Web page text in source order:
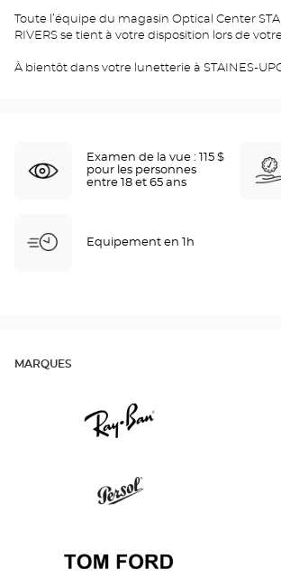
Toute l’équipe du magasin Optical Center
RIVERS se tient à votre disposition lors de
À bientôt dans votre lunetterie à STAINES-
Examen de la vue : 115 $
pour les personnes
entre 18 et 65 ans
Equipement en 1h
MARQUES